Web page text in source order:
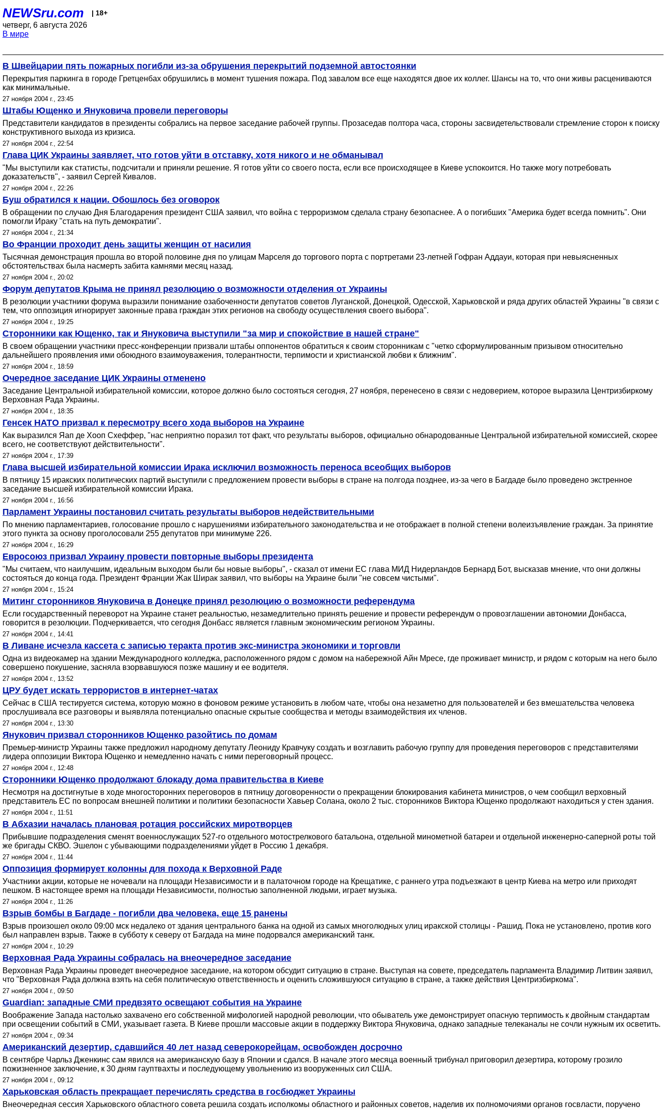
NEWSru.com | 18+
четверг, 6 августа 2026
В мире
В Швейцарии пять пожарных погибли из-за обрушения перекрытий подземной автостоянки
Перекрытия паркинга в городе Гретценбах обрушились в момент тушения пожара. Под завалом все еще находятся двое их коллег. Шансы на то, что они живы расцениваются
как минимальные.
27 ноября 2004 г., 23:45
Штабы Ющенко и Януковича провели переговоры
Представители кандидатов в президенты собрались на первое заседание рабочей группы. Прозаседав полтора часа, стороны засвидетельствовали стремление сторон к поиску
конструктивного выхода из кризиса.
27 ноября 2004 г., 22:54
Глава ЦИК Украины заявляет, что готов уйти в отставку, хотя никого и не обманывал
"Мы выступили как статисты, подсчитали и приняли решение. Я готов уйти со своего поста, если все происходящее в Киеве успокоится. Но также могу потребовать
доказательств", - заявил Сергей Кивалов.
27 ноября 2004 г., 22:26
Буш обратился к нации. Обошлось без оговорок
В обращении по случаю Дня Благодарения президент США заявил, что война с терроризмом сделала страну безопаснее. А о погибших "Америка будет всегда помнить". Они
помогли Ираку "стать на путь демократии".
27 ноября 2004 г., 21:34
Во Франции проходит день защиты женщин от насилия
Тысячная демонстрация прошла во второй половине дня по улицам Марселя до торгового порта с портретами 23-летней Гофран Аддауи, которая при невыясненных
обстоятельствах была насмерть забита камнями месяц назад.
27 ноября 2004 г., 20:02
Форум депутатов Крыма не принял резолюцию о возможности отделения от Украины
В резолюции участники форума выразили понимание озабоченности депутатов советов Луганской, Донецкой, Одесской, Харьковской и ряда других областей Украины "в связи с
тем, что оппозиция игнорирует законные права граждан этих регионов на свободу осуществления своего выбора".
27 ноября 2004 г., 19:25
Сторонники как Ющенко, так и Януковича выступили "за мир и спокойствие в нашей стране"
В своем обращении участники пресс-конференции призвали штабы оппонентов обратиться к своим сторонникам с "четко сформулированным призывом относительно
дальнейшего проявления ими обоюдного взаимоуважения, толерантности, терпимости и христианской любви к ближним".
27 ноября 2004 г., 18:59
Очередное заседание ЦИК Украины отменено
Заседание Центральной избирательной комиссии, которое должно было состояться сегодня, 27 ноября, перенесено в связи с недоверием, которое выразила Центризбиркому
Верховная Рада Украины.
27 ноября 2004 г., 18:35
Генсек НАТО призвал к пересмотру всего хода выборов на Украине
Как выразился Яап де Хооп Схеффер, "нас неприятно поразил тот факт, что результаты выборов, официально обнародованные Центральной избирательной комиссией, скорее
всего, не соответствуют действительности".
27 ноября 2004 г., 17:39
Глава высшей избирательной комиссии Ирака исключил возможность переноса всеобщих выборов
В пятницу 15 иракских политических партий выступили с предложением провести выборы в стране на полгода позднее, из-за чего в Багдаде было проведено экстренное
заседание высшей избирательной комиссии Ирака.
27 ноября 2004 г., 16:56
Парламент Украины постановил считать результаты выборов недействительными
По мнению парламентариев, голосование прошло с нарушениями избирательного законодательства и не отображает в полной степени волеизъявление граждан. За принятие
этого пункта за основу проголосовали 255 депутатов при минимуме 226.
27 ноября 2004 г., 16:29
Евросоюз призвал Украину провести повторные выборы президента
"Мы считаем, что наилучшим, идеальным выходом были бы новые выборы", - сказал от имени ЕС глава МИД Нидерландов Бернард Бот, высказав мнение, что они должны
состояться до конца года. Президент Франции Жак Ширак заявил, что выборы на Украине были "не совсем чистыми".
27 ноября 2004 г., 15:24
Митинг сторонников Януковича в Донецке принял резолюцию о возможности референдума
Если государственный переворот на Украине станет реальностью, незамедлительно принять решение и провести референдум о провозглашении автономии Донбасса,
говорится в резолюции. Подчеркивается, что сегодня Донбасс является главным экономическим регионом Украины.
27 ноября 2004 г., 14:41
В Ливане исчезла кассета с записью теракта против экс-министра экономики и торговли
Одна из видеокамер на здании Международного колледжа, расположенного рядом с домом на набережной Айн Мресе, где проживает министр, и рядом с которым на него было
совершено покушение, засняла взорвавшуюся позже машину и ее водителя.
27 ноября 2004 г., 13:52
ЦРУ будет искать террористов в интернет-чатах
Сейчас в США тестируется система, которую можно в фоновом режиме установить в любом чате, чтобы она незаметно для пользователей и без вмешательства человека
прослушивала все разговоры и выявляла потенциально опасные скрытые сообщества и методы взаимодействия их членов.
27 ноября 2004 г., 13:30
Янукович призвал сторонников Ющенко разойтись по домам
Премьер-министр Украины также предложил народному депутату Леониду Кравчуку создать и возглавить рабочую группу для проведения переговоров с представителями
лидера оппозиции Виктора Ющенко и немедленно начать с ними переговорный процесс.
27 ноября 2004 г., 12:48
Сторонники Ющенко продолжают блокаду дома правительства в Киеве
Несмотря на достигнутые в ходе многосторонних переговоров в пятницу договоренности о прекращении блокирования кабинета министров, о чем сообщил верховный
представитель ЕС по вопросам внешней политики и политики безопасности Хавьер Солана, около 2 тыс. сторонников Виктора Ющенко продолжают находиться у стен здания.
27 ноября 2004 г., 11:51
В Абхазии началась плановая ротация российских миротворцев
Прибывшие подразделения сменят военнослужащих 527-го отдельного мотострелкового батальона, отдельной минометной батареи и отдельной инженерно-саперной роты той
же бригады СКВО. Эшелон с убывающими подразделениями уйдет в Россию 1 декабря.
27 ноября 2004 г., 11:44
Оппозиция формирует колонны для похода к Верховной Раде
Участники акции, которые не ночевали на площади Независимости и в палаточном городе на Крещатике, с раннего утра подъезжают в центр Киева на метро или приходят
пешком. В настоящее время на площади Независимости, полностью заполненной людьми, играет музыка.
27 ноября 2004 г., 11:26
Взрыв бомбы в Багдаде - погибли два человека, еще 15 ранены
Взрыв произошел около 09:00 мск недалеко от здания центрального банка на одной из самых многолюдных улиц иракской столицы - Рашид. Пока не установлено, против кого
был направлен взрыв. Также в субботу к северу от Багдада на мине подорвался американский танк.
27 ноября 2004 г., 10:29
Верховная Рада Украины собралась на внеочередное заседание
Верховная Рада Украины проведет внеочередное заседание, на котором обсудит ситуацию в стране. Выступая на совете, председатель парламента Владимир Литвин заявил,
что "Верховная Рада должна взять на себя политическую ответственность и оценить сложившуюся ситуацию в стране, а также действия Центризбиркома".
27 ноября 2004 г., 09:50
Guardian: западные СМИ предвзято освещают события на Украине
Воображение Запада настолько захвачено его собственной мифологией народной революции, что обыватель уже демонстрирует опасную терпимость к двойным стандартам
при освещении событий в СМИ, указывает газета. В Киеве прошли массовые акции в поддержку Виктора Януковича, однако западные телеканалы не сочли нужным их осветить.
27 ноября 2004 г., 09:34
Американский дезертир, сдавшийся 40 лет назад северокорейцам, освобожден досрочно
В сентябре Чарльз Дженкинс сам явился на американскую базу в Японии и сдался. В начале этого месяца военный трибунал приговорил дезертира, которому грозило
пожизненное заключение, к 30 дням гауптвахты и последующему увольнению из вооруженных сил США.
27 ноября 2004 г., 09:12
Харьковская область прекращает перечислять средства в госбюджет Украины
Внеочередная сессия Харьковского областного совета решила создать исполкомы областного и районных советов, наделив их полномочиями органов госвласти, поручено